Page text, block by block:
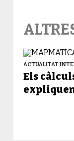
ACTUALITAT
Els